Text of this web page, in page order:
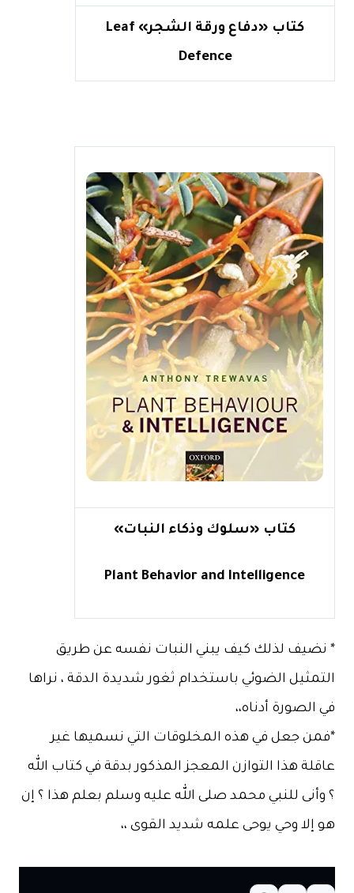
كتاب «دفاع ورقة الشجر» Leaf
Defence
كتاب «سلوك وذكاء النبات»
Plant Behavior and Intelligence
* نضيف لذلك كيف يبني النبات نفسه عن طريق
التمثيل الضوئي باستخدام ثغور شديدة الدقة ، نراها
في الصورة أدناه،،
*فمن جعل في هذه المخلوقات التي نسميها غير
عاقلة هذا التوازن المعجز المذكور بدقة في كتاب الله
؟ وأنى للنبي محمد صلى الله عليه وسلم بعلم هذا ؟ إن
هو إلا وحي يوحى علمه شديد القوى ،،